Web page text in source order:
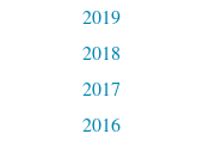
2019
2018
2017
2016